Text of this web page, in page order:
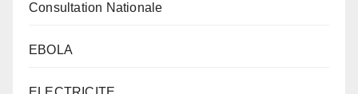
Consultation Nationale
EBOLA